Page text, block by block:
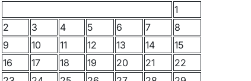
1
2
3 4 5 6 7
8
9
10 11 12 13 14
15
16
17 18 19 20 21
22